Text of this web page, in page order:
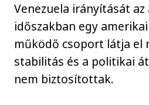
Venezuela irányítását
időszakban egy
működő csoport látja el
stabilitás és a politikai
nem biztosítottak.